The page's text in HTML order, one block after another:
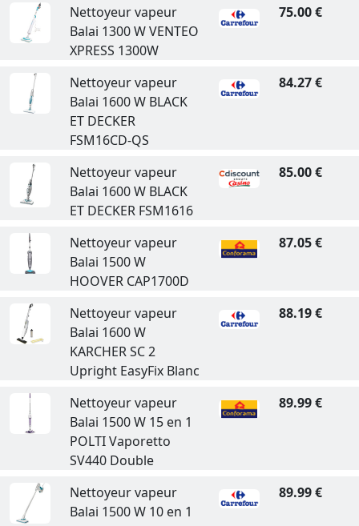
Nettoyeur vapeur
Balai 1300 W VENTEO
XPRESS 1300W
75.00 €
Nettoyeur vapeur
Balai 1600 W BLACK
ET DECKER
FSM16CD-QS
84.27 €
Nettoyeur vapeur
Balai 1600 W BLACK
ET DECKER FSM1616
85.00 €
Nettoyeur vapeur
Balai 1500 W
HOOVER CAP1700D
87.05 €
Nettoyeur vapeur
Balai 1600 W
KARCHER SC 2
Upright EasyFix Blanc
88.19 €
Nettoyeur vapeur
Balai 1500 W 15 en 1
POLTI Vaporetto
SV440 Double
89.99 €
Nettoyeur vapeur
Balai 1500 W 10 en 1
89.99 €